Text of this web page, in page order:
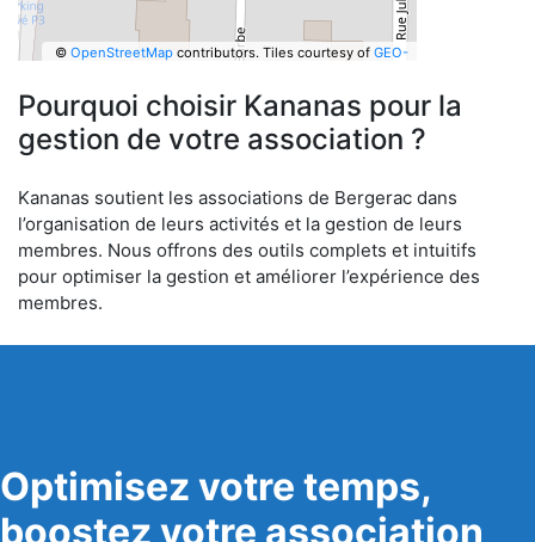
© OpenStreetMapcontributors. Tiles courtesy of GEO-
Pourquoi choisir Kananas pour la
gestion de votre association ?
Kananas soutient les associations de Bergerac dans
l’organisation de leurs activités et la gestion de leurs
membres. Nous offrons des outils complets et intuitifs
pour optimiser la gestion et améliorer l’expérience des
membres.
Optimisez votre temps,
boostez votre association